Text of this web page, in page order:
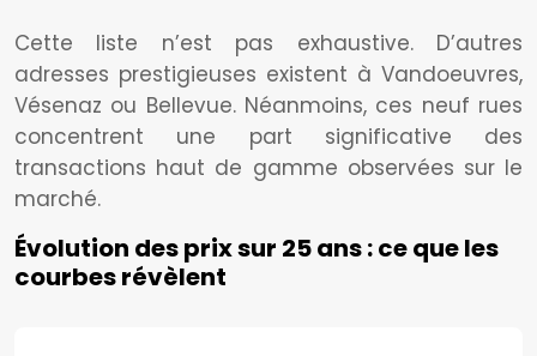
Cette liste n’est pas exhaustive. D’autres
adresses prestigieuses existent à Vandoeuvres,
Vésenaz ou Bellevue. Néanmoins, ces neuf rues
concentrent une part significative des
transactions haut de gamme observées sur le
marché.
Évolution des prix sur 25 ans : ce que les
courbes révèlent